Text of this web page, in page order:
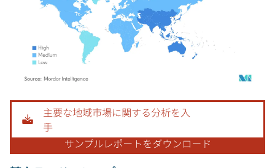
画像 © Mordor Intelligence。再利用にはCC BY 4.0の表示が必要です。